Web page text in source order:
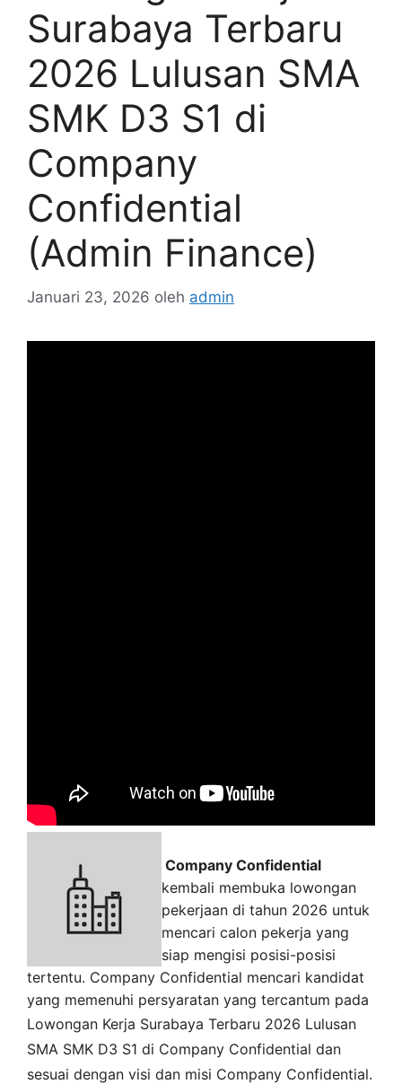
Surabaya Terbaru
2026 Lulusan SMA
SMK D3 S1 di
Company
Confidential
(Admin Finance)
Januari 23, 2026 oleh admin
Company Confidential
kembali membuka lowongan
pekerjaan di tahun 2026 untuk
mencari calon pekerja yang
siap mengisi posisi-posisi
tertentu. Company Confidential mencari kandidat
yang memenuhi persyaratan yang tercantum pada
Lowongan Kerja Surabaya Terbaru 2026 Lulusan
SMA SMK D3 S1 di Company Confidential dan
sesuai dengan visi dan misi Company Confidential.